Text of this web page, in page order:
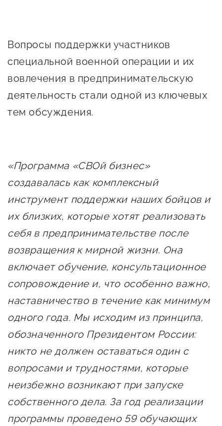
Вопросы поддержки участников
специальной военной операции и их
вовлечения в предпринимательскую
деятельность стали одной из ключевых
тем обсуждения.
«Программа «СВОй бизнес»
создавалась как комплексный
инструмент поддержки наших бойцов и
их близких, которые хотят реализовать
себя в предпринимательстве после
возвращения к мирной жизни. Она
включает обучение, консультационное
сопровождение и, что особенно важно,
наставничество в течение как минимум
одного года. Мы исходим из принципа,
обозначенного Президентом России:
никто не должен оставаться один с
вопросами и трудностями, которые
неизбежно возникают при запуске
собственного дела. За год реализации
программы проведено 59 обучающих